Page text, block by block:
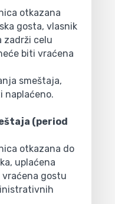
otkazana
gosta, vlasnik
zadrži celu
biti vraćena
smeštaja,
naplaćeno.
(period
otkazana do
uplaćena
gostu